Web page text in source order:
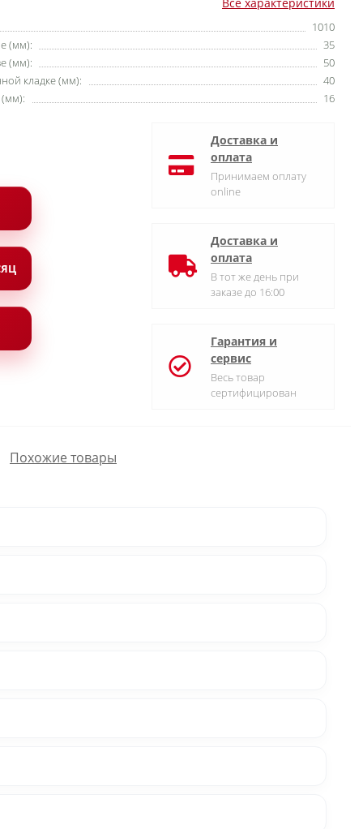
1010
(мм):
35
(мм):
50
кладке (мм):
40
(мм):
16
Доставка и
оплата
Принимаем оплату
online
Доставка и
оплата
В тот же день при
заказе до 16:00
Гарантия и
сервис
Весь товар
сертифицирован
Похожие товары